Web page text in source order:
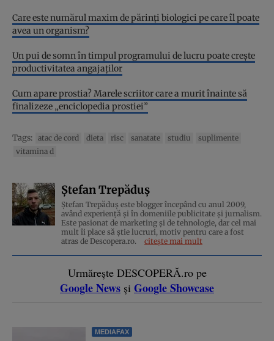
Care este numărul maxim de părinți biologici pe care îl poate
avea un organism?
Un pui de somn în timpul programului de lucru poate crește
productivitatea angajaților
Cum apare prostia? Marele scriitor care a murit înainte să
finalizeze „enciclopedia prostiei”
Tags: atac de cord dieta risc sanatate studiu
suplimente
vitamina d
Ștefan Trepăduș
Ștefan Trepăduș este blogger începând cu anul 2009,
având experiență și în domeniile publicitate și jurnalism.
Este pasionat de marketing și de tehnologie, dar cel mai
mult îi place să știe lucruri, motiv pentru care a fost
atras de Descopera.ro.
citește mai mult
Urmărește DESCOPERĂ.ro pe
Google News și Google Showcase
MEDIAFAX